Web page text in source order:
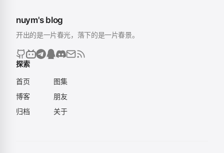
nuym's blog
开出的是一片春光，落下的是一片春景。
探索
首页
博客
归档
图集
朋友
关于